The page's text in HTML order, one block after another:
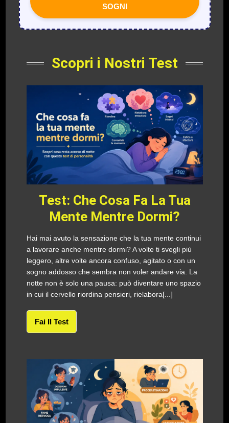
SOGNI
Scopri i Nostri Test
Test: Che Cosa Fa La Tua
Mente Mentre Dormi?
Hai mai avuto la sensazione che la tua mente continui
a lavorare anche mentre dormi? A volte ti svegli più
leggero, altre volte ancora confuso, agitato o con un
sogno addosso che sembra non voler andare via. La
notte non è solo una pausa: può diventare uno spazio
in cui il cervello riordina pensieri, rielabora[...]
Fai Il Test